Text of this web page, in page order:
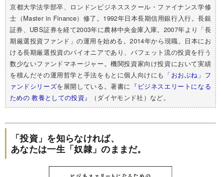
京都大学法学部卒、ロンドンビジネススクール・ファイナンス学修
士（Master in Finance）修了。1992年日本長期信用銀行入行。長銀
証券、UBS証券を経て2003年に農林中央金庫入庫。2007年より「長
期厳選投資ファンド」の運用を始める。2014年から現職。日本にお
ける長期厳選投資のパイオニアであり、バフェット流の投資を行う
数少ないファンドマネージャー。機関投資家向け投資において実績
を積んだその運用哲学と手法をもとに個人向けにも 「おおぶね」フ
ァンドシリーズを展開している。著書に 『ビジネスエリートになる
ための 教養としての投資』
（ダイヤモンド社）など。
「投資」を知らなければ、
あなたは一生「奴隷」のままだ。